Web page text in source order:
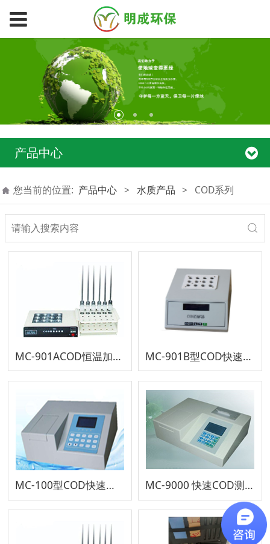
产品中心
您当前的位置: 产品中心 > 水质产品 > COD系列
MC-901ACOD恒温加热器(COD消解仪) MC-901B型COD快速消解仪
MC-100型COD快速测定仪 MC-9000 快速COD测定仪